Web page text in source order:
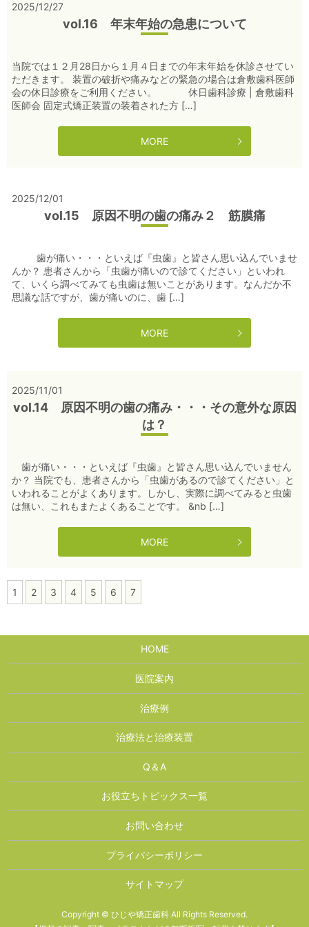
2025/12/27
vol.16 年末年始の急患について
当院では１２月28日から１月４日までの年末年始を休診させてい
ただきます。 装置の破折や痛みなどの緊急の場合は倉敷歯科医師
会の休日診療をご利用ください。 休日歯科診療 | 倉敷歯科
医師会 固定式矯正装置の装着された方 […]
MORE
2025/12/01
vol.15 原因不明の歯の痛み２ 筋膜痛
歯が痛い・・・といえば『虫歯』と皆さん思い込んでいませ
んか？ 患者さんから「虫歯が痛いので診てください」といわれ
て、いくら調べてみても虫歯は無いことがあります。なんだか不
思議な話ですが、歯が痛いのに、歯 […]
MORE
2025/11/01
vol.14 原因不明の歯の痛み・・・その意外な原因
は？
歯が痛い・・・といえば『虫歯』と皆さん思い込んでいません
か？ 当院でも、患者さんから「虫歯があるので診てください」と
いわれることがよくあります。しかし、実際に調べてみると虫歯
は無い、これもまたよくあることです。 &nb […]
MORE
1 2 3 4 5 6 7
HOME
医院案内
治療例
治療法と治療装置
Q＆A
お役立ちトピックス一覧
お問い合わせ
プライバシーポリシー
サイトマップ
Copyright © ひじや矯正歯科 All Rights Reserved.